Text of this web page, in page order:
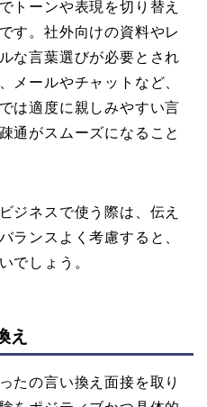
トーンや表現を切り替え
す。社外向けの資料やレ
な言葉選びが必要とされ
メールやチャットなど、
は適度に親しみやすい言
通がスムーズになること
ジネスで使う際は、伝え
ランスよく考慮すると、
でしょう。
え
たの言い換え面接を取り